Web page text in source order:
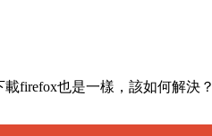
firefox也是一樣，該如何解決？